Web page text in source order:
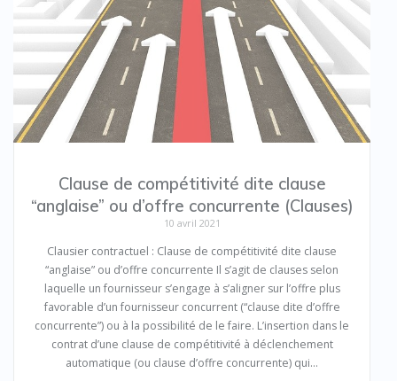
Clause de compétitivité dite clause
“anglaise” ou d’offre concurrente (Clauses)
10 avril 2021
Clausier contractuel : Clause de compétitivité dite clause
“anglaise” ou d’offre concurrente Il s’agit de clauses selon
laquelle un fournisseur s’engage à s’aligner sur l’offre plus
favorable d’un fournisseur concurrent (“clause dite d’offre
concurrente”) ou à la possibilité de le faire. L’insertion dans le
contrat d’une clause de compétitivité à déclenchement
automatique (ou clause d’offre concurrente) qui…